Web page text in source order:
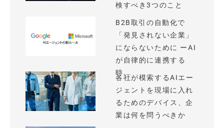
検すべき3つのこと
B2B取引の自動化で
「発見されない企業」
にならないために ーAI
が自律的に連携する
時...
各社が模索するAIエー
ジェントを現場に入れ
るためのデバイス、企
業は何を問うべきか